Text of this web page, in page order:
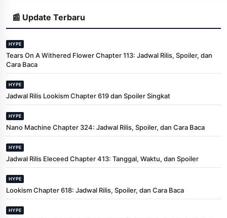
📰 Update Terbaru
HYPE
Tears On A Withered Flower Chapter 113: Jadwal Rilis, Spoiler, dan
Cara Baca
HYPE
Jadwal Rilis Lookism Chapter 619 dan Spoiler Singkat
HYPE
Nano Machine Chapter 324: Jadwal Rilis, Spoiler, dan Cara Baca
HYPE
Jadwal Rilis Eleceed Chapter 413: Tanggal, Waktu, dan Spoiler
HYPE
Lookism Chapter 618: Jadwal Rilis, Spoiler, dan Cara Baca
HYPE